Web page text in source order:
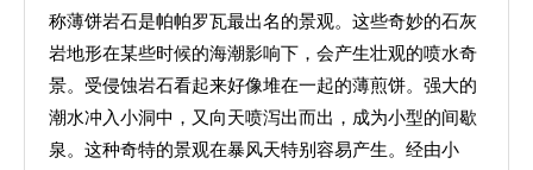
称薄饼岩石是帕帕罗瓦最出名的景观。这些奇妙的石灰
岩地形在某些时候的海潮影响下，会产生壮观的喷水奇
景。受侵蚀岩石看起来好像堆在一起的薄煎饼。强大的
潮水冲入小洞中，又向天喷泻出而出，成为小型的间歇
泉。这种奇特的景观在暴风天特别容易产生。经由小